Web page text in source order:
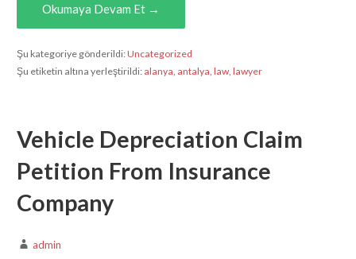
Okumaya Devam Et →
Şu kategoriye gönderildi:Uncategorized
Şu etiketin altına yerleştirildi: alanya, antalya, law, lawyer
Vehicle Depreciation Claim
Petition From Insurance
Company
admin